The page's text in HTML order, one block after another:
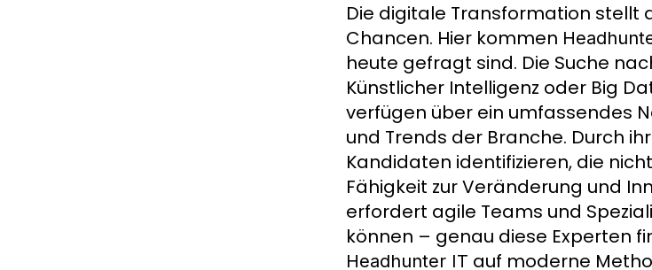
Die digitale Transformation stellt
Chancen. Hier kommen
heute gefragt sind. Die Suche
Künstlicher Intelligenz oder Big
verfügen über ein umfassendes
und Trends der Branche. Durch
Kandidaten identifizieren, die
Fähigkeit zur Veränderung und
erfordert agile Teams und
können – genau diese Experten
Headhunter IT auf moderne